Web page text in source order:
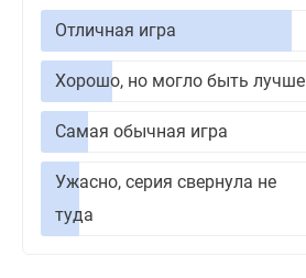
Отличная игра
Хорошо, но могло быть лучше
Самая обычная игра
Ужасно, серия свернула не
туда